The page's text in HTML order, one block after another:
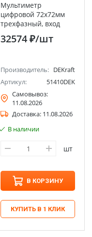
Мультиметр
цифровой 72х72мм
трехфазный, вход
100В 5А, LCD-дисплей
МТ-72D DEKraft
32574 ₽/шт
Производитель: DEKraft
Артикул:
51410DEK
Самовывоз:
11.08.2026
Доставка: 11.08.2026
В наличии
шт
В КОРЗИНУ
КУПИТЬ В 1 КЛИК